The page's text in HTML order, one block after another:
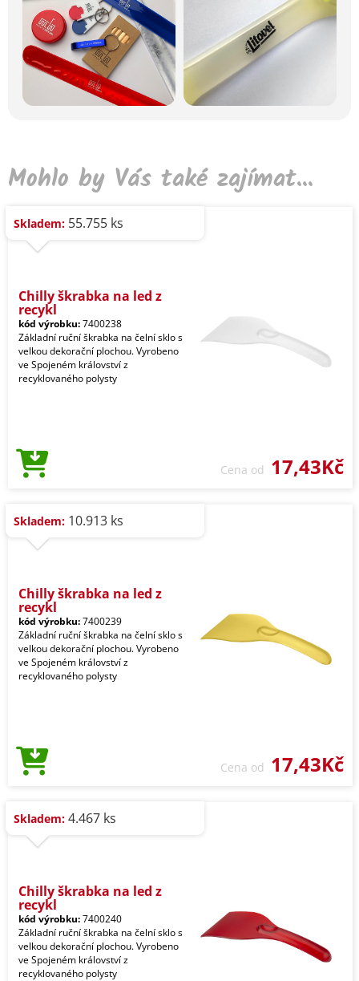
Mohlo by Vás také zajímat...
Skladem: 55.755 ks
Chilly škrabka na led z
recykl
kód výrobku:7400238
Základní ruční škrabka na čelní sklo s
velkou dekorační plochou. Vyrobeno
ve Spojeném království z
recyklovaného polysty
Cena od 17,43Kč
Skladem: 10.913 ks
Chilly škrabka na led z
recykl
kód výrobku:7400239
Základní ruční škrabka na čelní sklo s
velkou dekorační plochou. Vyrobeno
ve Spojeném království z
recyklovaného polysty
Cena od 17,43Kč
Skladem: 4.467 ks
Chilly škrabka na led z
recykl
kód výrobku:7400240
Základní ruční škrabka na čelní sklo s
velkou dekorační plochou. Vyrobeno
ve Spojeném království z
recyklovaného polysty